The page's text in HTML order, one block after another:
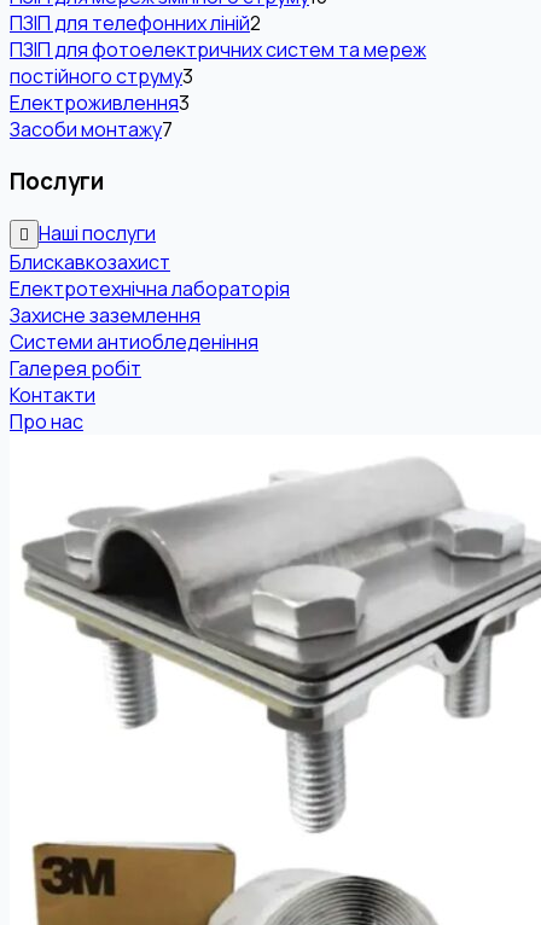
ПЗІП для телефонних ліній2
ПЗІП для фотоелектричних систем та мереж
постійного струму3
Електроживлення3
Засоби монтажу7
Послуги
Наші послуги
Блискавкозахист
Електротехнічна лабораторія
Захисне заземлення
Системи антиобледеніння
Галерея робіт
Контакти
Про нас